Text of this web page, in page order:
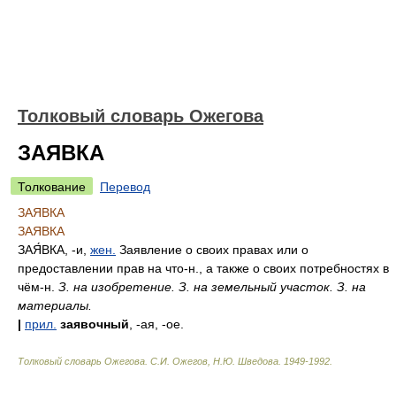
Толковый словарь Ожегова
ЗАЯВКА
Толкование
Перевод
ЗАЯВКА
ЗАЯВКА
ЗАЯ́ВКА , -и, жен. Заявление о своих правах или о
предоставлении прав на что-н., а также о своих потребностях в
чём-н. З. на изобретение. З. на земельный участок. З. на
материалы.
| прил. заявочный , -ая, -ое.
Толковый словарь Ожегова С.И. Ожегов, Н.Ю. Шведова. 1949-1992